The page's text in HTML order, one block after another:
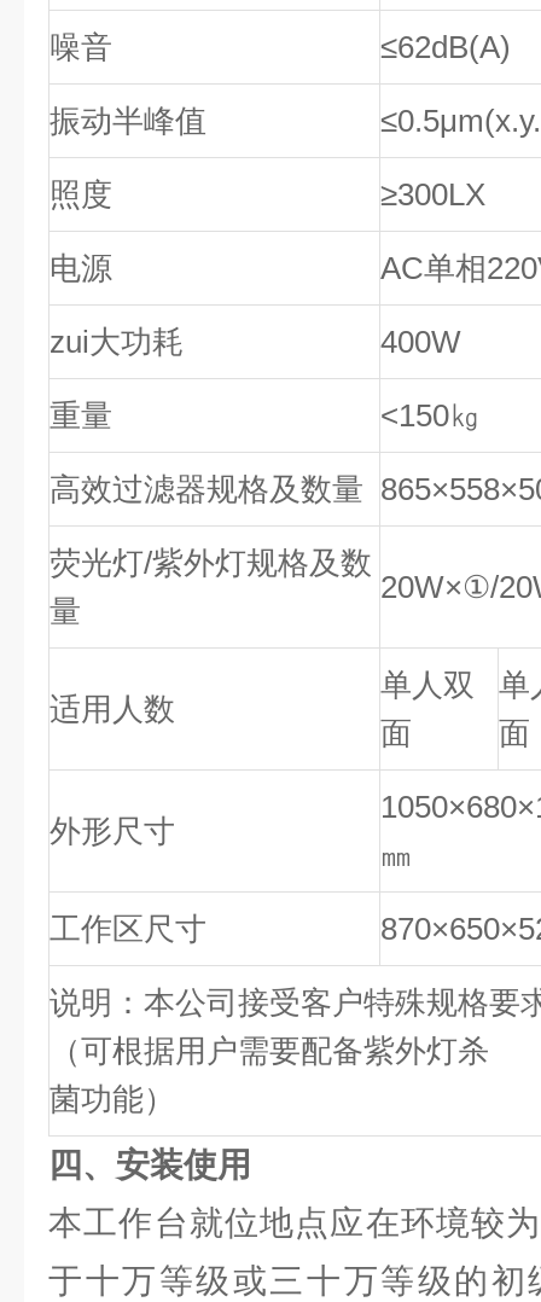
噪音 ≤62dB(A)
振动半峰值
照度 ≥300LX
电源 AC单相
zui大功耗 400W
重量 <150㎏
高效过滤器规格及数量
荧光灯/紫外灯规格及数
量
20W×①/
适用人数
单人双
面
单
面
外形尺寸
㎜
工作区尺寸
说明：本公司接受客户特殊规格要
（可根据用户需要配备紫外灯杀
菌功能）
四、安装使用
本工作台就位地点应在环境较
于十万等级或三十万等级的初